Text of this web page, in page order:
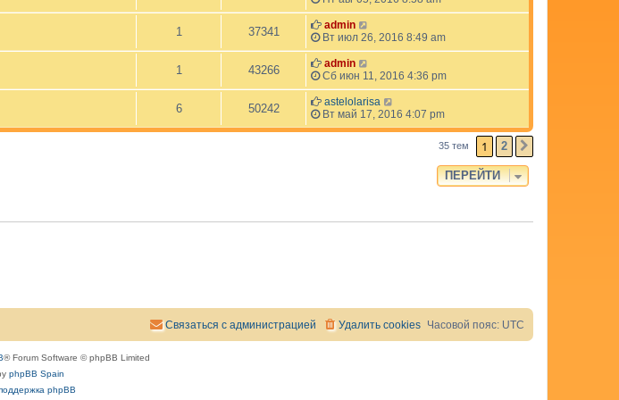
1 37341
admin
Вт июл 26, 2016 8:49 am
1 43266
admin
Сб июн 11, 2016 4:36 pm
6 50242
astelolarisa
Вт май 17, 2016 4:07 pm
35 тем 1 2
ПЕРЕЙТИ
Часовой пояс: UTC
Удалить cookies
Связаться с администрацией
® Forum Software © phpBB Limited
phpBB Spain
phpBB